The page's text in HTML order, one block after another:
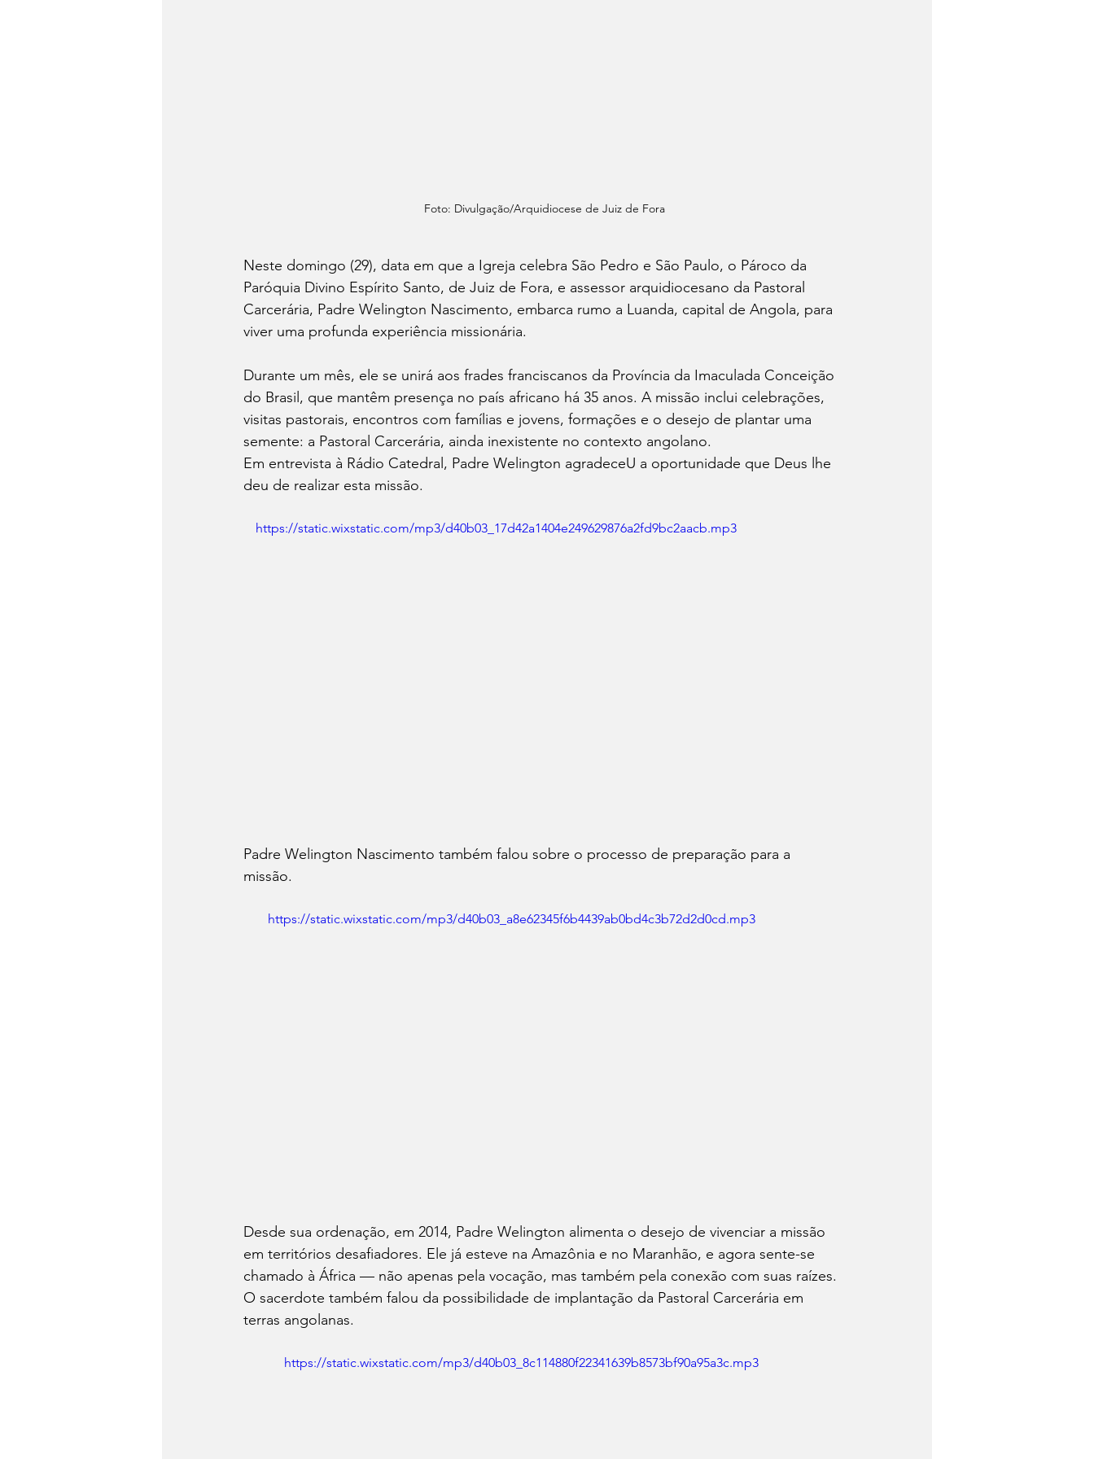
Foto: Divulgação/Arquidiocese de Juiz de Fora
Neste domingo (29), data em que a Igreja celebra São Pedro e São Paulo, o Pároco da
Paróquia Divino Espírito Santo, de Juiz de Fora, e assessor arquidiocesano da Pastoral
Carcerária, Padre Welington Nascimento, embarca rumo a Luanda, capital de Angola, para
viver uma profunda experiência missionária.
Durante um mês, ele se unirá aos frades franciscanos da Província da Imaculada Conceição
do Brasil, que mantêm presença no país africano há 35 anos. A missão inclui celebrações,
visitas pastorais, encontros com famílias e jovens, formações e o desejo de plantar uma
semente: a Pastoral Carcerária, ainda inexistente no contexto angolano.
Em entrevista à Rádio Catedral, Padre Welington agradeceU a oportunidade que Deus lhe
deu de realizar esta missão.
https://static.wixstatic.com/mp3/d40b03_17d42a1404e249629876a2fd9bc2aacb.mp3
Padre Welington Nascimento também falou sobre o processo de preparação para a
missão.
https://static.wixstatic.com/mp3/d40b03_a8e62345f6b4439ab0bd4c3b72d2d0cd.mp3
Desde sua ordenação, em 2014, Padre Welington alimenta o desejo de vivenciar a missão
em territórios desafiadores. Ele já esteve na Amazônia e no Maranhão, e agora sente-se
chamado à África — não apenas pela vocação, mas também pela conexão com suas raízes.
O sacerdote também falou da possibilidade de implantação da Pastoral Carcerária em
terras angolanas.
https://static.wixstatic.com/mp3/d40b03_8c114880f22341639b8573bf90a95a3c.mp3